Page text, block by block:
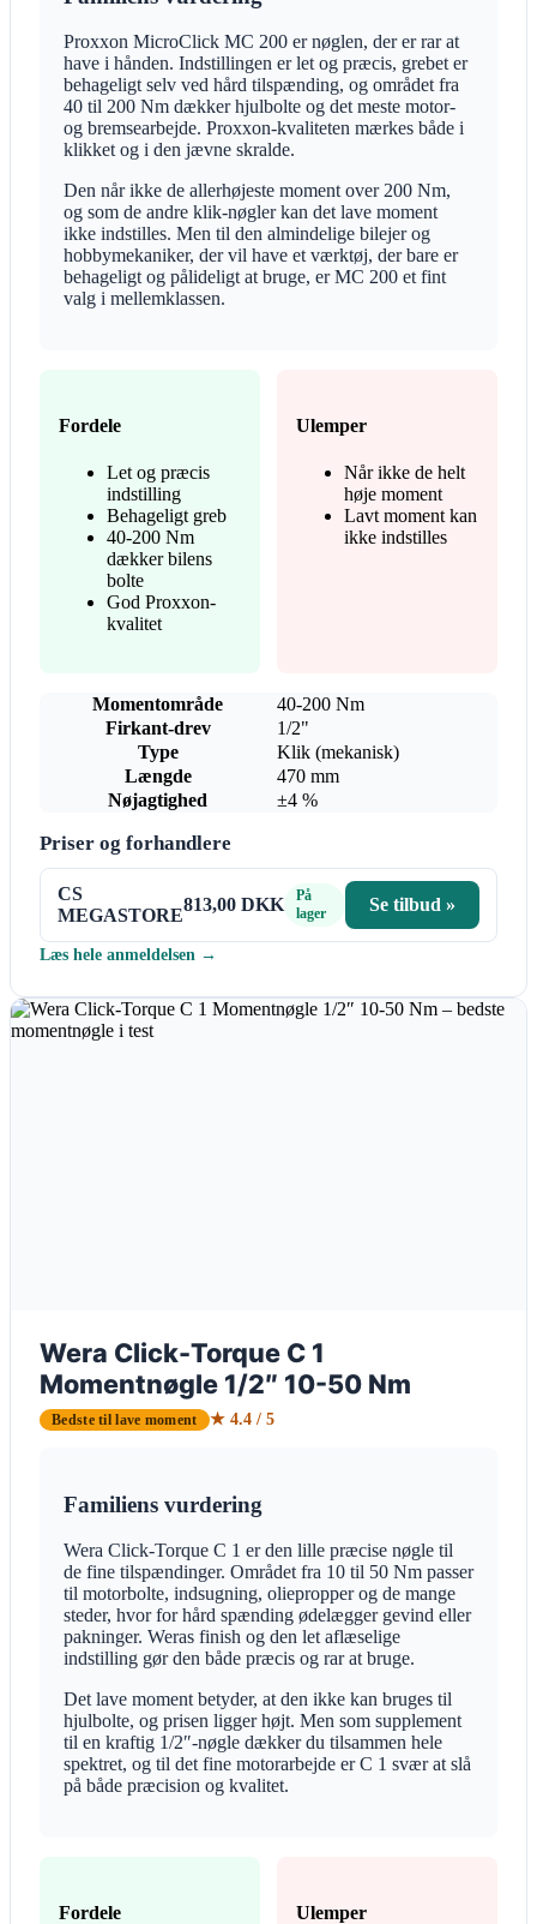
Proxxon MicroClick MC 200 er nøglen, der er rar at
have i hånden. Indstillingen er let og præcis, grebet er
behageligt selv ved hård tilspænding, og området fra
40 til 200 Nm dækker hjulbolte og det meste motor-
og bremsearbejde. Proxxon-kvaliteten mærkes både i
klikket og i den jævne skralde.
Den når ikke de allerhøjeste moment over 200 Nm,
og som de andre klik-nøgler kan det lave moment
ikke indstilles. Men til den almindelige bilejer og
hobbymekaniker, der vil have et værktøj, der bare er
behageligt og pålideligt at bruge, er MC 200 et fint
valg i mellemklassen.
Fordele
Let og præcis
indstilling
Behageligt greb
40-200 Nm
dækker bilens
bolte
God Proxxon-
kvalitet
Ulemper
Når ikke de helt
høje moment
Lavt moment kan
ikke indstilles
Momentområde
40-200 Nm
Firkant-drev
1/2"
Type
Klik (mekanisk)
Længde
470 mm
Nøjagtighed
±4 %
Priser og forhandlere
CS
MEGASTORE
813,00 DKK
På
lager
Se tilbud »
Læs hele anmeldelsen →
Wera Click-Torque C 1
Momentnøgle 1/2″ 10-50 Nm
Bedste til lave moment ★ 4.4 / 5
Familiens vurdering
Wera Click-Torque C 1 er den lille præcise nøgle til
de fine tilspændinger. Området fra 10 til 50 Nm passer
til motorbolte, indsugning, oliepropper og de mange
steder, hvor for hård spænding ødelægger gevind eller
pakninger. Weras finish og den let aflæselige
indstilling gør den både præcis og rar at bruge.
Det lave moment betyder, at den ikke kan bruges til
hjulbolte, og prisen ligger højt. Men som supplement
til en kraftig 1/2″-nøgle dækker du tilsammen hele
spektret, og til det fine motorarbejde er C 1 svær at slå
på både præcision og kvalitet.
Fordele Ulemper